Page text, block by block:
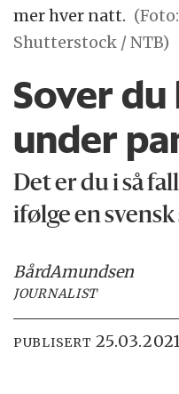
mer hver natt.
Shutterstock / NTB)
Sover
under
Det er du i så
ifølge en
BårdAmundsen
JOURNALIST
PUBLISERT